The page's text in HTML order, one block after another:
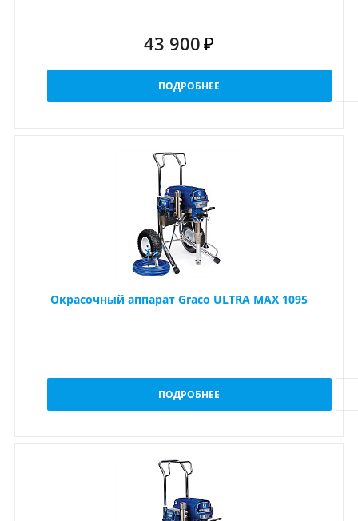
43 900 ₽
ПОДРОБНЕЕ
Окрасочный аппарат Graco ULTRA MAX 1095
ПОДРОБНЕЕ